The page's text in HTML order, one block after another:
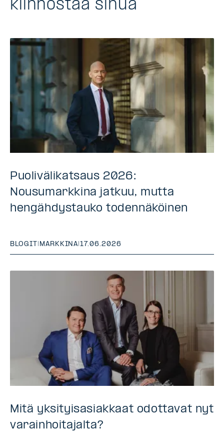
kiinnostaa sinua
Puolivälikatsaus 2026:
Nousumarkkina jatkuu, mutta
hengähdystauko todennäköinen
BLOGIT | MARKKINA|17.06.2026
Mitä yksityisasiakkaat odottavat nyt
varainhoitajalta?